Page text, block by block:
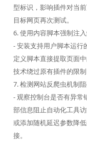
型标识，影响插件对当
目标网页再次测试。
6. 使用内容脚本强制注
- 安装支持用户脚本运
定义脚本直接提取页面
技术绕过原有插件的限
7. 检测网站反爬虫机制
- 观察控制台是否有异
部信息阻止自动化工具
或添加随机延迟参数降
接。